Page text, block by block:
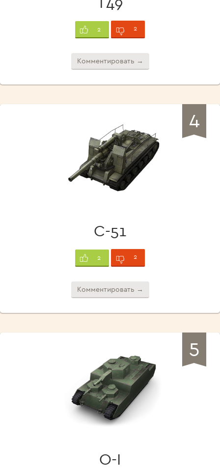
2 2
Комментировать →
4
С-51
2 2
Комментировать →
5
O-I